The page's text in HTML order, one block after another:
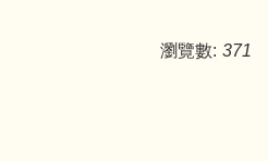
瀏覽數: 371